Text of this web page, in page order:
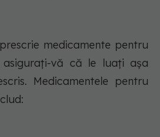
medicamente pentru
vă că le luați așa
Medicamentele pentru